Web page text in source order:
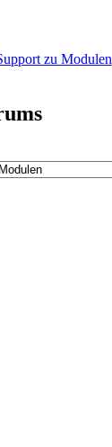
zu Modulen